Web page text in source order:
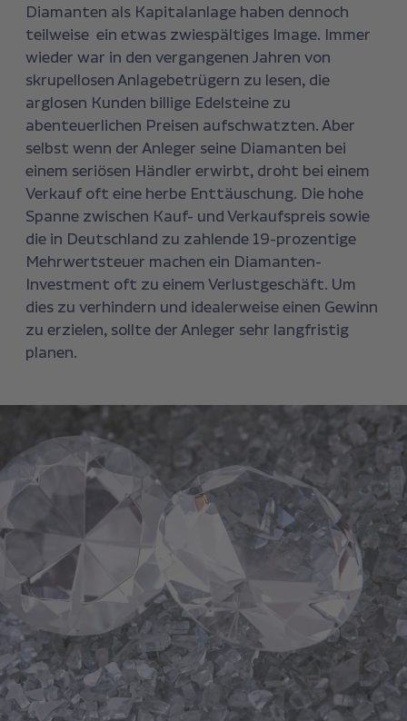
Diamanten als Kapitalanlage haben dennoch
teilweise ein etwas zwiespältiges Image. Immer
wieder war in den vergangenen Jahren von
skrupellosen Anlagebetrügern zu lesen, die
arglosen Kunden billige Edelsteine zu
abenteuerlichen Preisen aufschwatzten. Aber
selbst wenn der Anleger seine Diamanten bei
einem seriösen Händler erwirbt, droht bei einem
Verkauf oft eine herbe Enttäuschung. Die hohe
Spanne zwischen Kauf- und Verkaufspreis sowie
die in Deutschland zu zahlende 19-prozentige
Mehrwertsteuer machen ein Diamanten-
Investment oft zu einem Verlustgeschäft. Um
dies zu verhindern und idealerweise einen Gewinn
zu erzielen, sollte der Anleger sehr langfristig
planen.